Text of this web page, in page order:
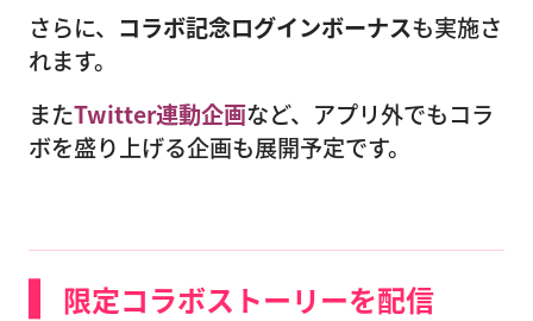
さらに、 コラボ記念ログインボーナスも実施さ
れます。
またTwitter連動企画など、アプリ外でもコラ
ボを盛り上げる企画も展開予定です。
限定コラボストーリーを配信